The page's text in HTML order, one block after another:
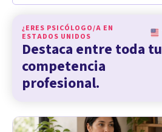
¿ERES PSICÓLOGO/A EN
ESTADOS UNIDOS
Destaca entre toda tu
competencia
profesional.